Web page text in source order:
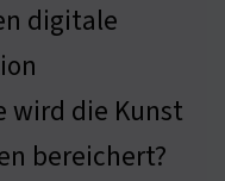
digitale
wird die Kunst
bereichert?